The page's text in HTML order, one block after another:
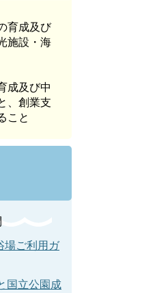
育成及び
施設・海
成及び中
、創業支
こと
場ご利用ガ
国立公園成